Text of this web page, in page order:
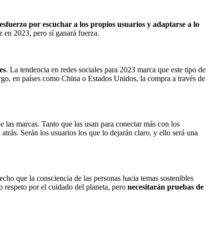
por escuchar a los propios usuarios y adaptarse a lo
en 2023, pero sí ganará fuerza.
. La tendencia en redes sociales para 2023 marca que este tipo de
en países como China o Estados Unidos, la compra a través de
las marcas. Tanto que las usan para conectar más con los
atrás. Serán los usuarios los que lo dejarán claro, y ello será una
que la consciencia de las personas hacia temas sostenibles
respeto por el cuidado del planeta, pero necesitarán pruebas de